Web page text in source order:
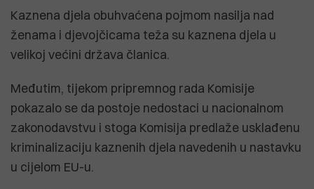
Kaznena djela obuhvaćena pojmom nasilja nad
ženama i djevojčicama teža su kaznena djela u
velikoj većini država članica.
Međutim, tijekom pripremnog rada Komisije
pokazalo se da postoje nedostaci u nacionalnom
zakonodavstvu i stoga Komisija predlaže usklađenu
kriminalizaciju kaznenih djela navedenih u nastavku
u cijelom EU-u.